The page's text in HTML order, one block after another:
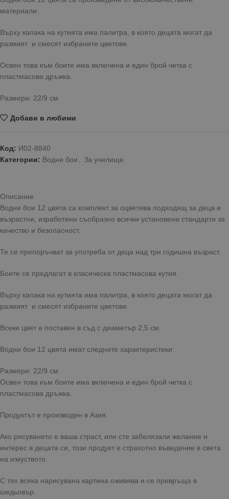
материали.
Върху капака на кутията има палитра, в която децата могат да
размият и смесят избраните цветове.
Освен това към боите има включена и един брой четка с
пластмасова дръжка.
Размери: 22/9 см
Добави в любими
Код: И02-8840
Категории: Водни бои За училище
Описание
Водни бои 12 цвята са комплект за оцветява подходящ за деца и
възрастни, изработени съобразно всички установени стандарти за
качество и безопасност.
Те се препоръчват за употреба от деца над три годишна възраст.
Боите се предлагат в класическа пластмасова кутия.
Върху капака на кутията има палитра, в която децата могат да
размият и смесят избраните цветове.
Всеки цвят е поставен в съд с диаметър 2,5 см.
Водни бои 12 цвята имат следните характеристики:
Размери: 22/9 см
Освен това към боите има включена и един брой четка с
пластмасова дръжка.
Продуктът е производен в Азия.
Ако рисуването е ваша страст, или сте забелязали желание и
интерес в децата си, този продукт е страхотно въведение в света
на изкуството.
С тях всяка нарисувана картина оживява и се превръща в
шедьовър.